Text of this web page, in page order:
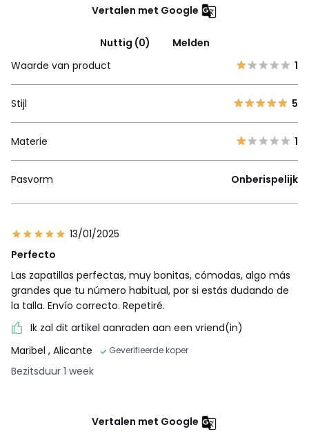
Vertalen met Google
Nuttig (0)
Melden
Waarde van product
1
Stijl 5
Materie 1
Pasvorm Onberispelijk
13/01/2025
Perfecto
Las zapatillas perfectas, muy bonitas, cómodas, algo más
grandes que tu número habitual, por si estás dudando de
la talla. Envío correcto. Repetiré.
Ik zal dit artikel aanraden aan een vriend(in)
Maribel , Alicante Geverifieerde koper
Bezitsduur 1 week
Vertalen met Google